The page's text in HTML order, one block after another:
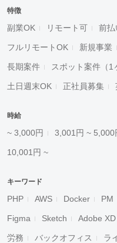
特徴
副業OK リモート可 前払
フルリモートOK 新規事業
長期案件 スポット案件（1
土日週末OK 正社員募集
時給
~ 3,000円 3,001円 ~ 5,000
10,001円 ~
キーワード
PHP AWS Docker PM
Figma Sketch Adobe XD
労務 バックオフィス ラ